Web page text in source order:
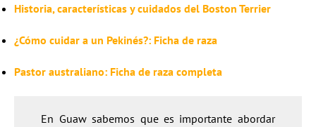
Historia, características y cuidados del Boston Terrier
¿Cómo cuidar a un Pekinés?: Ficha de raza
Pastor australiano: Ficha de raza completa
En Guaw sabemos que es importante abordar